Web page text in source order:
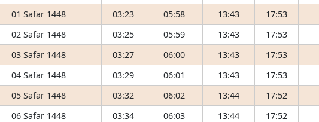
01 Safar 1448 03:23 05:58 13:43 17:53
02 Safar 1448 03:25 05:59 13:43 17:53
03 Safar 1448 03:27 06:00 13:43 17:53
04 Safar 1448 03:29 06:01 13:43 17:53
05 Safar 1448 03:32 06:02 13:44 17:52
06 Safar 1448 03:34 06:03 13:44 17:52